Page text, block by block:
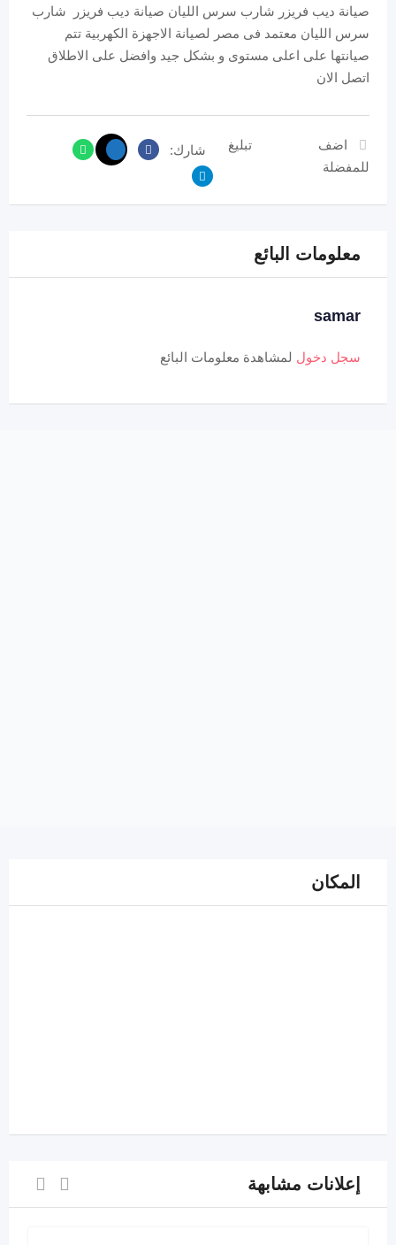
صيانة ديب فريزر شارب سرس الليان صيانة ديب فريزر شارب
سرس الليان معتمد فى مصر لصيانة الاجهزة الكهربية تتم
صيانتها على اعلى مستوى و بشكل جيد وافضل على الاطلاق
اتصل الان
اضف
للمفضلة
تبليغ شارك:
معلومات البائع
samar
سجل دخول لمشاهدة معلومات البائع
المكان
إعلانات مشابهة